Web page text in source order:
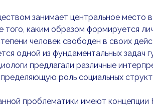
занимает центральное место
каким образом формируется
человек свободен в своих
одной из фундаментальных задач
предлагали различные
роль социальных
проблематики имеют